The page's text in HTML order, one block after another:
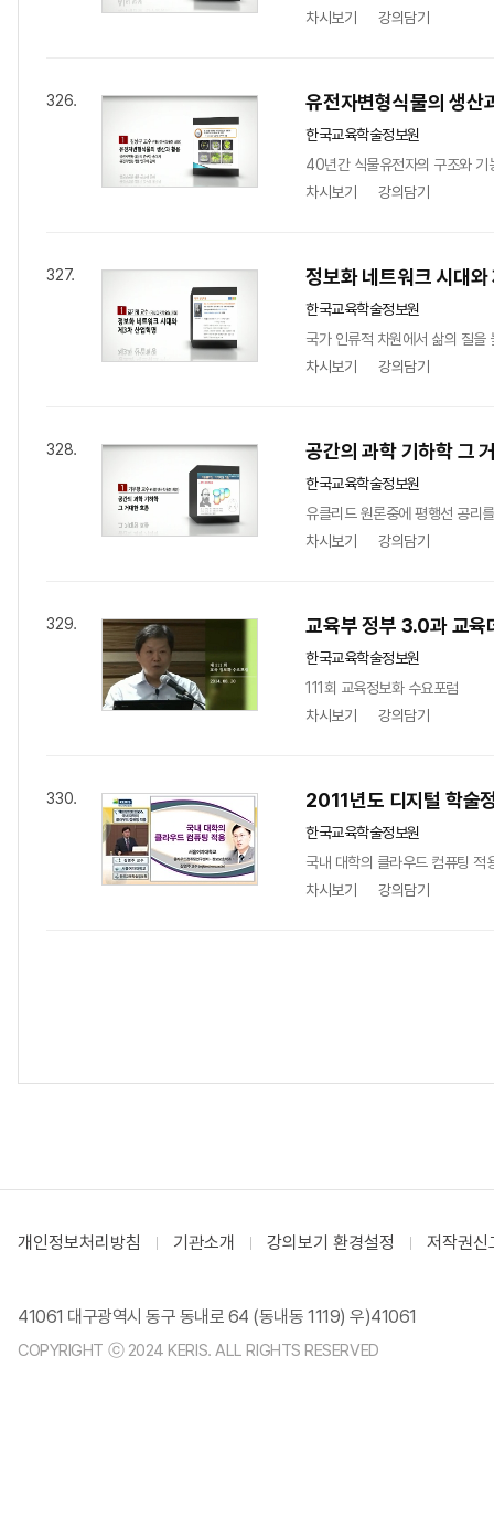
차시보기
강의담기
326. 유전자변형식물의 생산
한국교육학술정보원
40년간 식물유전자의 구조와
차시보기
강의담기
327. 정보화 네트워크 시대
한국교육학술정보원
국가 인류적 차원에서 삶의 질을
차시보기
강의담기
328. 공간의 과학 기하학 그
한국교육학술정보원
유클리드 원론중에 평행선 공리
차시보기
강의담기
329. 교육부 정부 3.0과 교육
한국교육학술정보원
111회 교육정보화 수요포럼
차시보기
강의담기
330. 2011년도 디지털 학술
한국교육학술정보원
국내 대학의 클라우드 컴퓨팅
차시보기
강의담기
개인정보처리방침 기관소개 강의보기 환경설정 저작권신
41061 대구광역시 동구 동내로 64 (동내동 1119) 우)41061
COPYRIGHT ⓒ 2024 KERIS. ALL RIGHTS RESERVED